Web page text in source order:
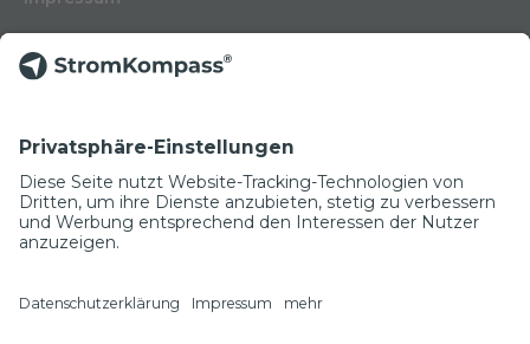
Kontakt
Glossar